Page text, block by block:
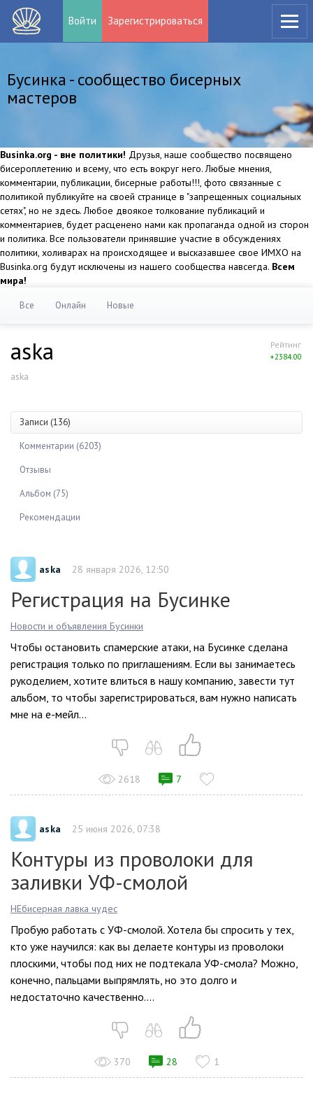
Войти Зарегистрироваться
Бусинка - сообщество бисерных
мастеров
Businka.org - вне политики! Друзья, наше сообщество посвящено
бисероплетению и всему, что есть вокруг него. Любые мнения,
комментарии, публикации, бисерные работы!!!, фото связанные с
политикой публикуйте на своей странице в "запрещенных социальных
сетях", но не здесь. Любое двоякое толкование публикаций и
комментариев, будет расценено нами как пропаганда одной из сторон
и политика. Все пользователи принявшие участие в обсуждениях
политики, холиварах на происходящее и высказавшее свое ИМХО на
Businka.org будут исключены из нашего сообщества навсегда. Всем
мира!
Все Онлайн Новые
Рейтинг
+2384.00
aska
aska
Записи (136)
Комментарии (6203)
Отзывы
Альбом (75)
Рекомендации
aska 28 января 2026, 12:50
Регистрация на Бусинке
Новости и объявления Бусинки
Чтобы остановить спамерские атаки, на Бусинке сделана
регистрация только по приглашениям. Если вы занимаетесь
рукоделием, хотите влиться в нашу компанию, завести тут
альбом, то чтобы зарегистрироваться, вам нужно написать
мне на е-мейл...
2618 7
aska 25 июня 2026, 07:38
Контуры из проволоки для
заливки УФ-смолой
НЕбисерная лавка чудес
Пробую работать с УФ-смолой. Хотела бы спросить у тех,
кто уже научился: как вы делаете контуры из проволоки
плоскими, чтобы под них не подтекала УФ-смола? Можно,
конечно, пальцами выпрямлять, но это долго и
недостаточно качественно....
370 28 1